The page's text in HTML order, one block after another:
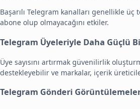
Başarılı Telegram kanalları genellikle
abone olup olmayacağını etkiler.
Telegram Üyeleriyle Daha Güçlü
Üye sayısını artırmak güvenilirlik
destekleyebilir ve markalar, içerik
Telegram Gönderi